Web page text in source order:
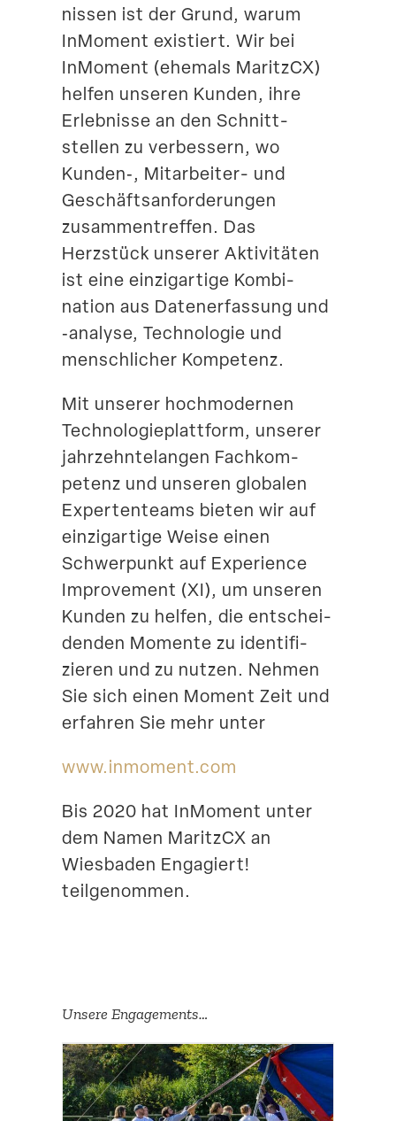
Suche
nissen ist der Grund, warum
InMoment existiert. Wir bei
InMoment (ehemals MaritzCX)
helfen unseren Kunden, ihre
Erleb­nisse an den Schnitt­
stellen zu verbessern, wo
Kunden‑, Mitarbeiter- und
Geschäfts­an­for­de­rungen
zusam­men­treffen. Das
Herzstück unserer Aktivi­täten
ist eine einzig­artige Kombi­
nation aus Daten­er­fassung und
‑analyse, Techno­logie und
mensch­licher Kompetenz.
Mit unserer hochmo­dernen
Techno­lo­gie­plattform, unserer
jahrzehn­te­langen Fachkom­
petenz und unseren globalen
Exper­ten­teams bieten wir auf
einzig­artige Weise einen
Schwer­punkt auf Experience
Impro­vement (XI), um unseren
Kunden zu helfen, die entschei­
denden Momente zu identi­fi­
zieren und zu nutzen. Nehmen
Sie sich einen Moment Zeit und
erfahren Sie mehr unter
www​.inmoment​.com
Bis 2020 hat InMoment unter
dem Namen MaritzCX an
Wiesbaden Engagiert!
teilgenommen.
Unsere Engage­ments…